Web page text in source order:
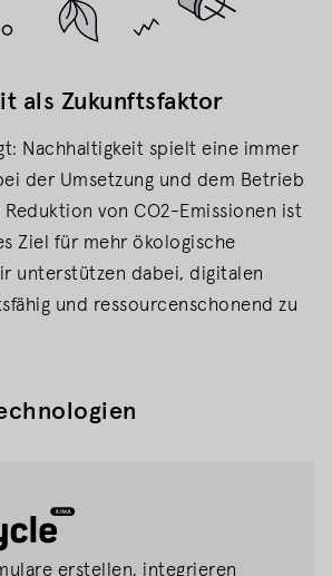
als Zukunftsfaktor
Nachhaltigkeit spielt eine immer
der Umsetzung und dem Betrieb
von CO2-Emissionen ist
Ziel für mehr ökologische
unterstützen dabei, digitalen
und ressourcenschonend zu
erstellen, integrieren